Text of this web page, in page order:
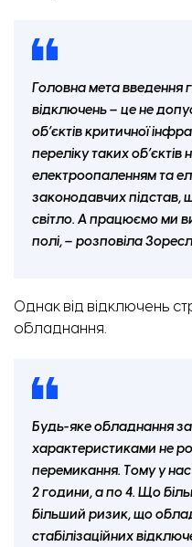
Головна мета введення
відключень – це не
об’єктів критичної
переліку таких
електроопаленням та
законодавчих підстав,
світло. А працюємо ми
полі, – розповіла
Однак від відключень
обладнання.
Будь-яке обладнання за
характеристиками не
перемикання. Тому у
2 години, а по 4. Що
більший ризик, що
стабілізаційних